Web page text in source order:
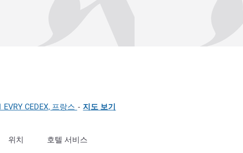
CEDEX, 프랑스 - 지도 보기
위치 호텔 서비스